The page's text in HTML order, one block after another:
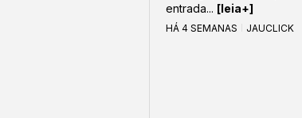
entrada... [leia+]
HÁ 4 SEMANAS JAUCLICK